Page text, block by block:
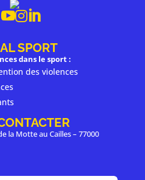

SPORT
dans le sport :
des violences
la Motte au Cailles – 77000